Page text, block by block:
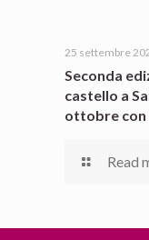
25 settembre
Seconda
castello a
ottobre con
Read